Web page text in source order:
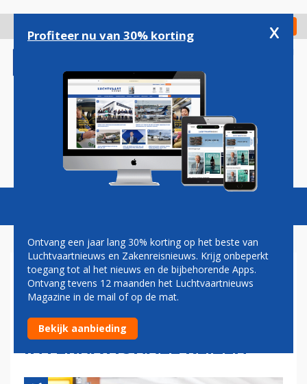
gaan
Check in
Magazine Podcasts Vacatures
AIRLINES DRINGEN BIJ
BRITSE PREMIER JOHNSON
AAN OP HERVATTEN
INTERNATIONALE REIZEN
Profiteer nu van 30% korting x
Ontvang een jaar lang 30% korting op het beste van
Luchtvaartnieuws en Zakenreisnieuws. Krijg onbeperkt
toegang tot al het nieuws en de bijbehorende Apps.
Ontvang tevens 12 maanden het Luchtvaartnieuws
Magazine in de mail of op de mat.
Bekijk aanbieding